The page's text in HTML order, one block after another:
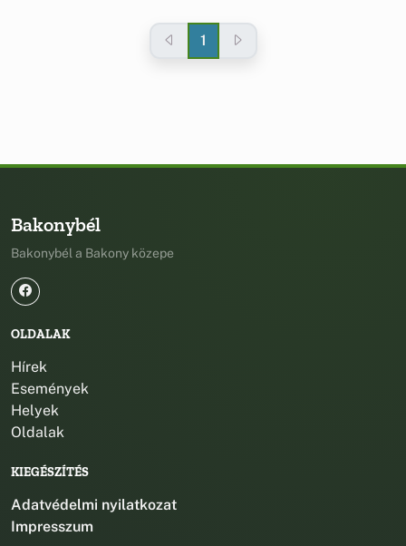
1
Bakonybél
Bakonybél a Bakony közepe
OLDALAK
Hírek
Események
Helyek
Oldalak
KIEGÉSZÍTÉS
Adatvédelmi nyilatkozat
Impresszum